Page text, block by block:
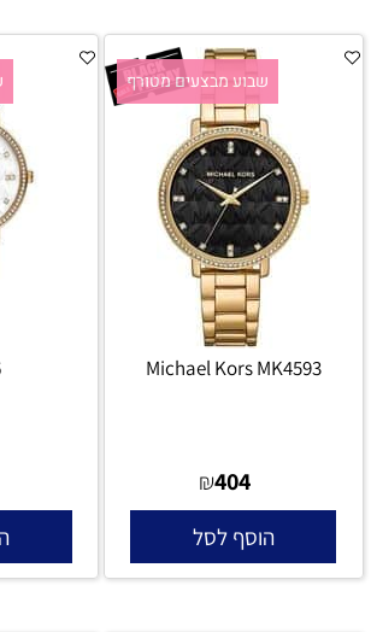
שבוע מבצעים מטורף
Michael Kors MK4593
₪404
הוסף לסל